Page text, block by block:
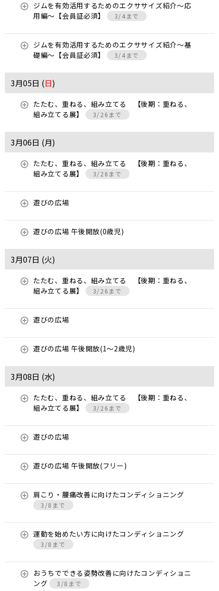
ジムを有効活用するためのエクササイズ紹介〜応
用編〜【会員証必須】
3/4まで
ジムを有効活用するためのエクササイズ紹介〜基
礎編〜【会員証必須】
3/4まで
3月05日 (日)
たたむ、重ねる、組み立てる 【後期：重ねる、
組み立てる展】
3/26まで
3月06日 (月)
たたむ、重ねる、組み立てる 【後期：重ねる、
組み立てる展】
3/26まで
遊びの広場
遊びの広場 午後開放(0歳児)
3月07日 (火)
たたむ、重ねる、組み立てる 【後期：重ねる、
組み立てる展】
3/26まで
遊びの広場
遊びの広場 午後開放(1～2歳児)
3月08日 (水)
たたむ、重ねる、組み立てる 【後期：重ねる、
組み立てる展】
3/26まで
遊びの広場
遊びの広場 午後開放(フリー)
肩こり・腰痛改善に向けたコンディショニング
3/8まで
運動を始めたい方に向けたコンディショニング
3/8まで
おうちでできる姿勢改善に向けたコンディショニ
ング
3/8まで